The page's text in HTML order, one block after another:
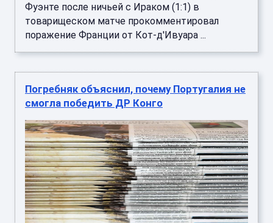
Фуэнте после ничьей с Ираком (1:1) в
товарищеском матче прокомментировал
поражение Франции от Кот-д'Ивуара ...
Погребняк объяснил, почему Португалия не
смогла победить ДР Конго